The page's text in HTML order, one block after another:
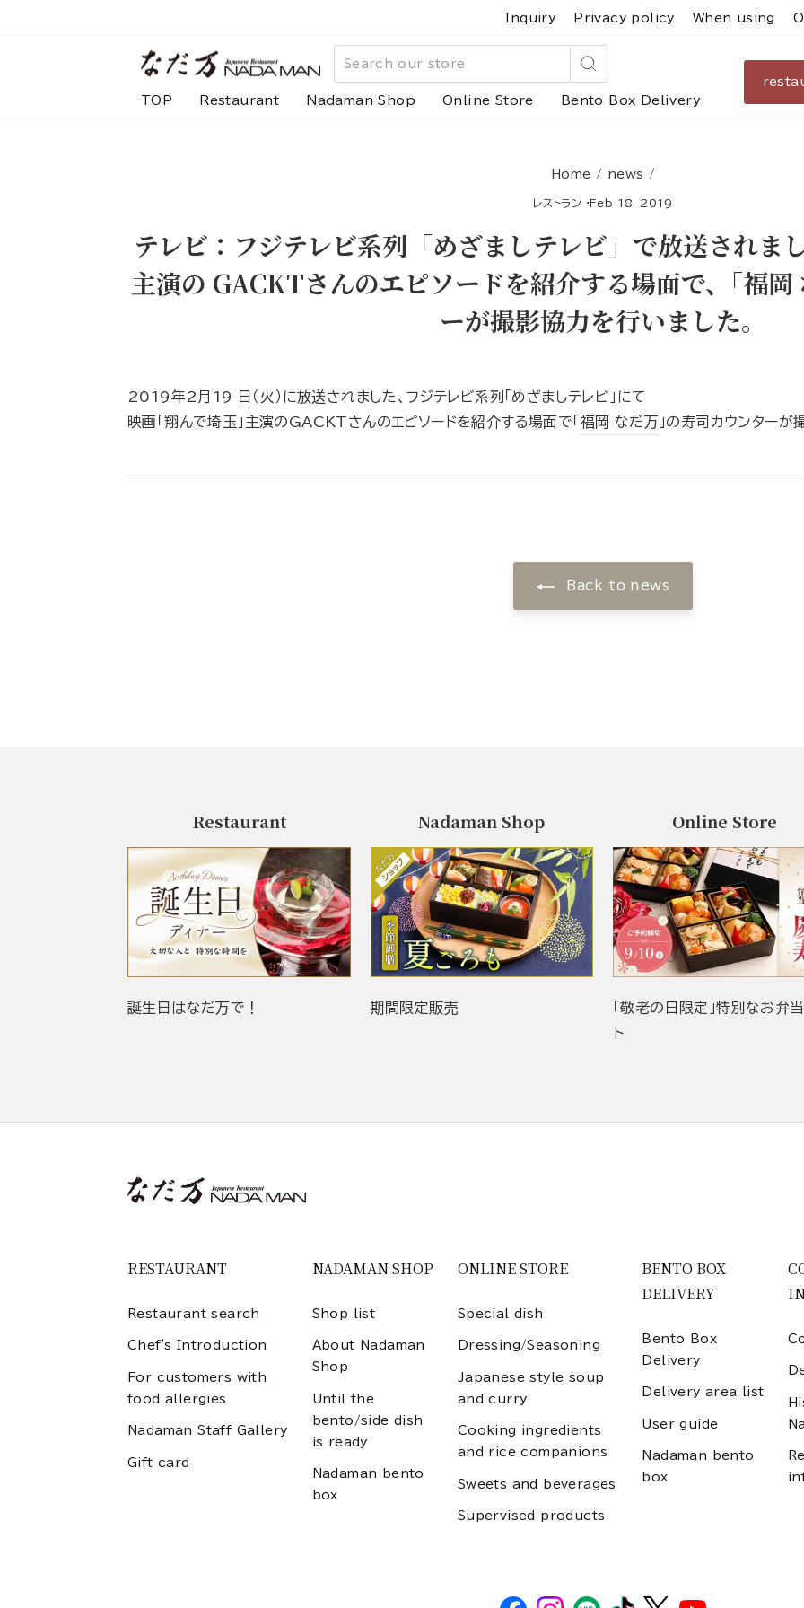
Inquiry Privacy policy When using
Search
TOP Restaurant Nadaman Shop Online Store Bento Box Delivery
Home / news /
レストラン ·Feb 18, 2019
テレビ：フジテレビ系列「めざましテレビ」で放送されま
主演の GACKTさんのエピソードを紹介する場面で、｢福岡
ーが撮影協力を行いました。
2019年2月19 日（火）に放送されました、フジテレビ系列「めざましテレビ」にて
映画｢翔んで埼玉」主演のGACKTさんのエピソードを紹介する場面で｢ 福岡 なだ万 」の寿司カウンターが
Back to news
Restaurant
誕生日はなだ万で！
Nadaman Shop
期間限定販売
Online Store
「敬老の日限定」特別なお弁
ト
RESTAURANT
Restaurant search
Chef's Introduction
For customers with
food allergies
Nadaman Staff Gallery
Gift card
NADAMAN SHOP
Shop list
About Nadaman
Shop
Until the
bento/side dish
is ready
Nadaman bento
box
ONLINE STORE
Special dish
Dressing/Seasoning
Japanese style soup
and curry
Cooking ingredients
and rice companions
Sweets and beverages
Supervised products
BENTO BOX
DELIVERY
Bento Box
Delivery
Delivery area list
User guide
Nadaman bento
box